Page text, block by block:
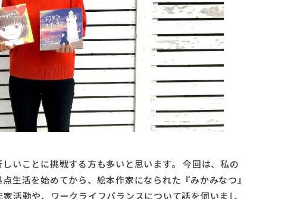
いことに挑戦する方も多いと思います。 今回は、私の
生活を始めてから、絵本作家になられた『みかみなつ』
活動や、ワークライフバランスについて話を伺いまし